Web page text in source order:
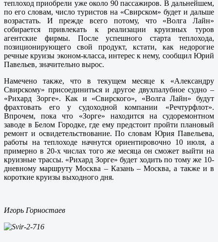
теплоход приобрели уже около 90 пассажиров. В дальнейшем,
по его словам, число туристов на «Свирском» будет и дальше
возрастать. И прежде всего потому, что «Волга Лайн»
собирается привлекать к реализации круизных туров
агентские фирмы. После успешного старта теплохода,
позиционирующего свой продукт, кстати, как недорогие
речные круизы эконом-класса, интерес к нему, сообщил Юрий
Павельев, значительно вырос.
Намечено также, что в текущем месяце к «Александру
Свирскому» присоединиться и другое двухпалубное судно –
«Рихард Зорге». Как и «Свирского», «Волга Лайн» будут
фрахтовать его у судоходной компании «Речтурфлот».
Впрочем, пока что «Зорге» находится на судоремонтном
заводе в Белом Городке, где ему предстоит пройти плановый
ремонт и освидетельствование. По словам Юрия Павельева,
работы на теплоходе начнутся ориентировочно 10 июля, а
примерно в 20-х числах того же месяца он сможет выйти на
круизные трассы. «Рихард Зорге» будет ходить по тому же 10-
дневному маршруту Москва – Казань – Москва, а также и в
короткие круизы выходного дня.
Игорь Горностаев